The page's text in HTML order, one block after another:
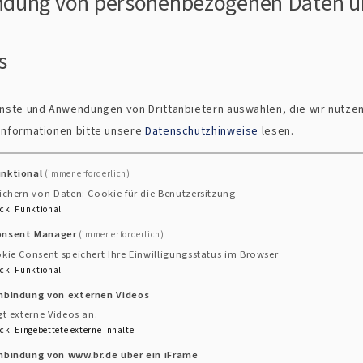
Ereignis im Leben. Hier werden die
und Anwendungen von Drittanbietern auswählen, die wir
bitte unsere Datenschutzhinweise lesen.
(immer erforderlich)
von Daten: Cookie für die Benutzersitzung
: Funktional
Manager (immer erforderlich)
Consent speichert Ihre Einwilligungsstatus im Browser
: Funktional
von externen Videos
externe Videos an.
: Eingebettete externe Inhalte
von www.br.de über ein iFrame